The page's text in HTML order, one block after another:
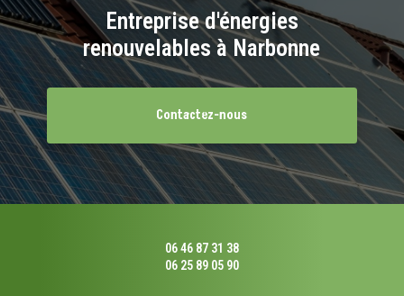
Entreprise d'énergies
renouvelables à Narbonne
Contactez-nous
06 46 87 31 38
06 25 89 05 90